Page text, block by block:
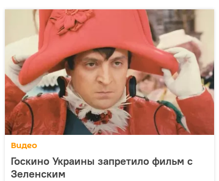
Видео
Госкино Украины запретило фильм с
Зеленским